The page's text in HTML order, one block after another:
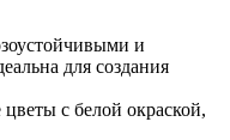
и
для создания
с белой окраской,